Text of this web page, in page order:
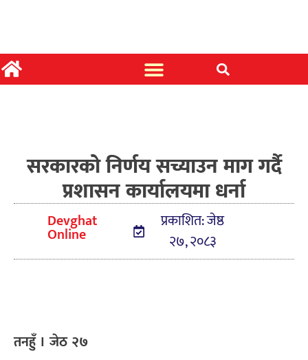
सरकारको निर्णय सच्याउन माग गर्दै
प्रशासन कार्यालयमा धर्ना
Devghat
Online
प्रकाशित: जेष्ठ
२७, २०८३
तनहुँ । जेठ २७